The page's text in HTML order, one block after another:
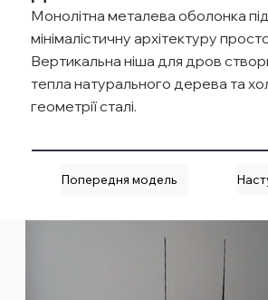
Монолітна металева оболонка
мінімалістичну архітектуру
Вертикальна ніша для дров
тепла натурального дерева та
геометрії сталі.
Попередня модель